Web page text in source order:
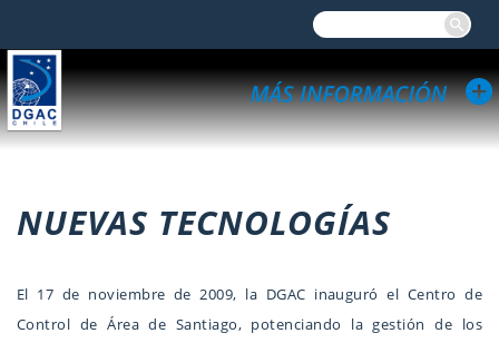
NUEVAS TECNOLOGÍAS
El 17 de noviembre de 2009, la DGAC inauguró el Centro de
Control de Área de Santiago, potenciando la gestión de los